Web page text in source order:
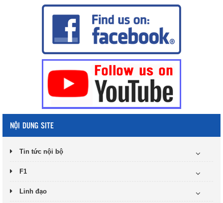
NỘI DUNG SITE
Tin tức nội bộ
F1
Linh đạo